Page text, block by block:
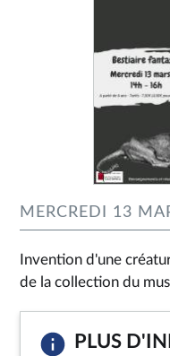
MERCREDI 13
Invention d'une
de la collection du
PLUS